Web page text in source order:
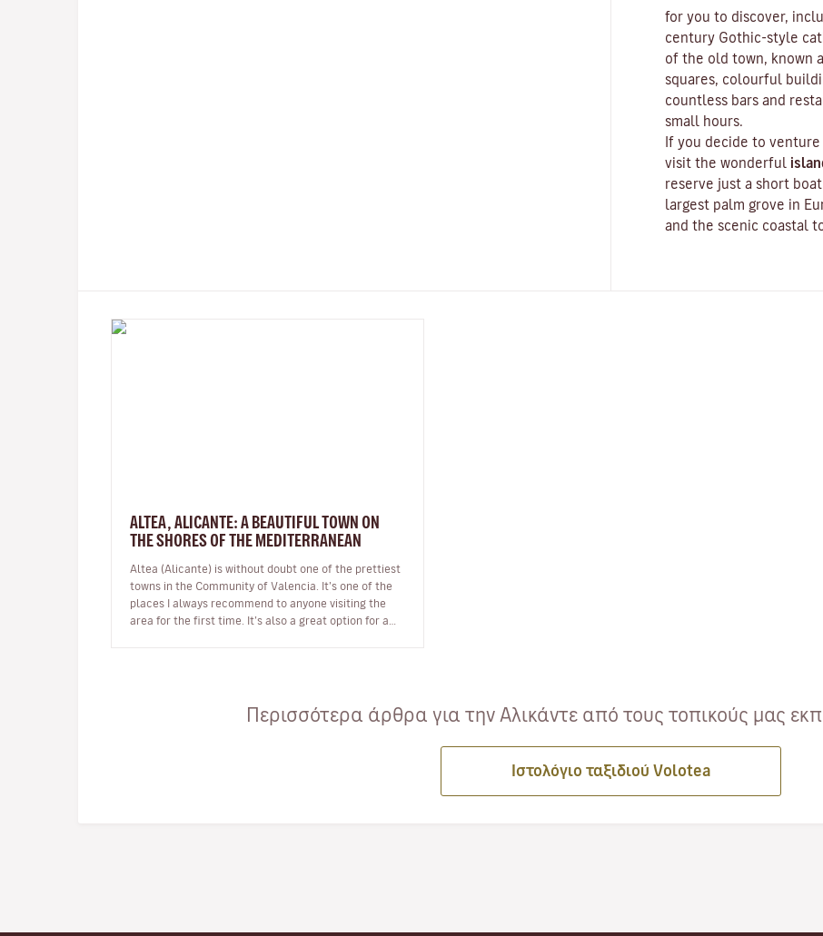
for you to discover,
century Gothic-style
of the old town, known
squares, colourful
countless bars and
small hours.
If you decide to
visit the wonderful
reserve just a short
largest palm grove in
and the scenic coastal
ALTEA, ALICANTE: A BEAUTIFUL TOWN ON
THE SHORES OF THE MEDITERRANEAN
Altea (Alicante) is without doubt one of the prettiest
towns in the Community of Valencia. It’s one of the
places I always recommend to anyone visiting the
area for the first time. It’s also a great option for a
Περισσότερα άρθρα για την Αλικάντε από τους τοπικούς μας
Ιστολόγιο ταξιδιού Volotea